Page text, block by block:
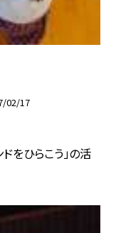
02/17
ドをひらこう」の活